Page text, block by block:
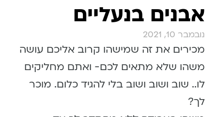
אבנים בנעליים
נובמבר 10, 2021
מכירים את זה שמישהו קרוב אליכם עושה
משהו שלא מתאים לכם- ואתם מחליקים
לו.. שוב ושוב ושוב בלי להגיד כלום. מוכר
לך?